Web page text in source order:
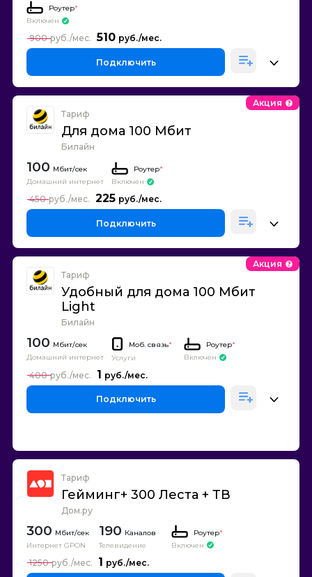
Роутер*
Включен
510
900
Подключить
Тариф
Для дома 100 Мбит
Билайн
Акция
100
Домашний интернет
Роутер*
Включен
225
450
Подключить
Тариф
Удобный для дома 100 Мбит
Light
Билайн
Акция
100
Домашний интернет
Моб. связь*
Услуги
Роутер*
Включен
1
400
Подключить
Тариф
Гейминг+ 300 Леста + ТВ
Дом.ру
300
Интернет GPON
190 Каналов
Телевидение
Роутер*
Включен
1
1250